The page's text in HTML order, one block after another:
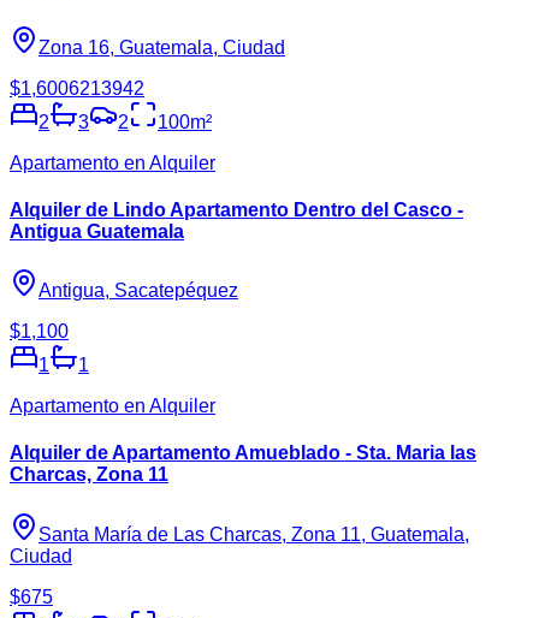
Zona 16, Guatemala, Ciudad
$1,6006213942
2
3 2 100m²
Apartamento en Alquiler
Alquiler de Lindo Apartamento Dentro del Casco -
Antigua Guatemala
Antigua, Sacatepéquez
$1,100
1
1
Apartamento en Alquiler
Alquiler de Apartamento Amueblado - Sta. Maria las
Charcas, Zona 11
Santa María de Las Charcas, Zona 11, Guatemala,
Ciudad
$675